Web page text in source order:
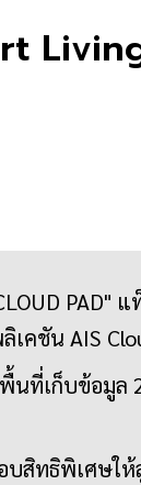
PAD"
คชัน AIS
นที่เก็บข้อมูล
ทธิพิเศษให้